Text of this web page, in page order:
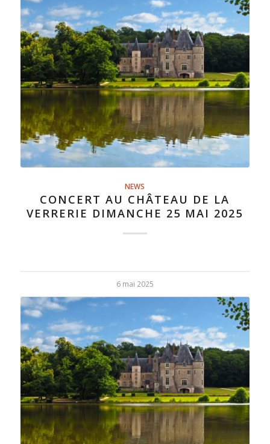
NEWS
CONCERT AU CHÂTEAU DE LA
VERRERIE DIMANCHE 25 MAI 2025
6 mai 2025